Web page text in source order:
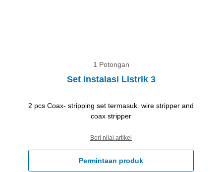
1 Potongan
Set Instalasi Listrik 3
2 pcs Coax- stripping set termasuk. wire stripper and
coax stripper
Beri nilai artikel
Permintaan produk